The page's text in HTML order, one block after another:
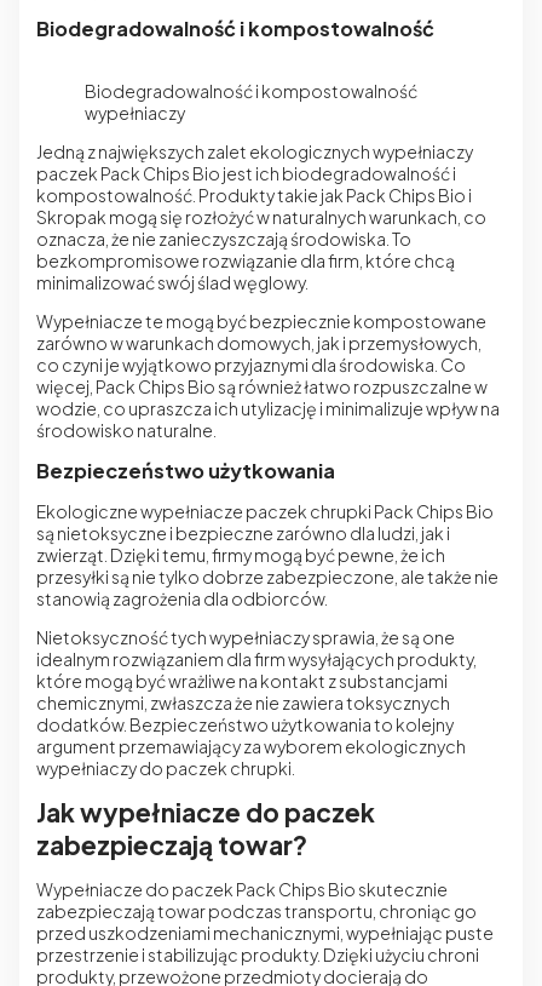
Biodegradowalność i kompostowalność
Biodegradowalność i kompostowalność
wypełniaczy
Jedną z największych zalet ekologicznych wypełniaczy
paczek Pack Chips Bio jest ich biodegradowalność i
kompostowalność. Produkty takie jak Pack Chips Bio i
Skropak mogą się rozłożyć w naturalnych warunkach, co
oznacza, że nie zanieczyszczają środowiska. To
bezkompromisowe rozwiązanie dla firm, które chcą
minimalizować swój ślad węglowy.
Wypełniacze te mogą być bezpiecznie kompostowane
zarówno w warunkach domowych, jak i przemysłowych,
co czyni je wyjątkowo przyjaznymi dla środowiska. Co
więcej, Pack Chips Bio są również łatwo rozpuszczalne w
wodzie, co upraszcza ich utylizację i minimalizuje wpływ na
środowisko naturalne.
Bezpieczeństwo użytkowania
Ekologiczne wypełniacze paczek chrupki Pack Chips Bio
są nietoksyczne i bezpieczne zarówno dla ludzi, jak i
zwierząt. Dzięki temu, firmy mogą być pewne, że ich
przesyłki są nie tylko dobrze zabezpieczone, ale także nie
stanowią zagrożenia dla odbiorców.
Nietoksyczność tych wypełniaczy sprawia, że są one
idealnym rozwiązaniem dla firm wysyłających produkty,
które mogą być wrażliwe na kontakt z substancjami
chemicznymi, zwłaszcza że nie zawiera toksycznych
dodatków. Bezpieczeństwo użytkowania to kolejny
argument przemawiający za wyborem ekologicznych
wypełniaczy do paczek chrupki.
Jak wypełniacze do paczek
zabezpieczają towar?
Wypełniacze do paczek Pack Chips Bio skutecznie
zabezpieczają towar podczas transportu, chroniąc go
przed uszkodzeniami mechanicznymi, wypełniając puste
przestrzenie i stabilizując produkty. Dzięki użyciu chroni
produkty, przewożone przedmioty docierają do